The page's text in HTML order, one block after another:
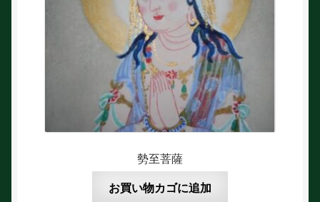
勢至菩薩
お買い物カゴに追加